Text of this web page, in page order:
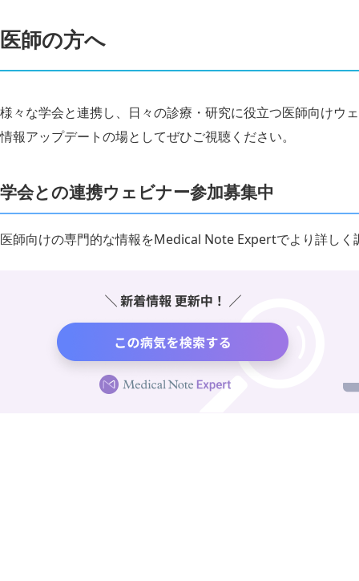
医師の方へ
様々な学会と連携し、日々の診療・研究に役立つ医師向けウ
情報アップデートの場としてぜひご視聴ください。
学会との連携ウェビナー参加募集中
医師向けの専門的な情報をMedical Note Expertでより詳しく